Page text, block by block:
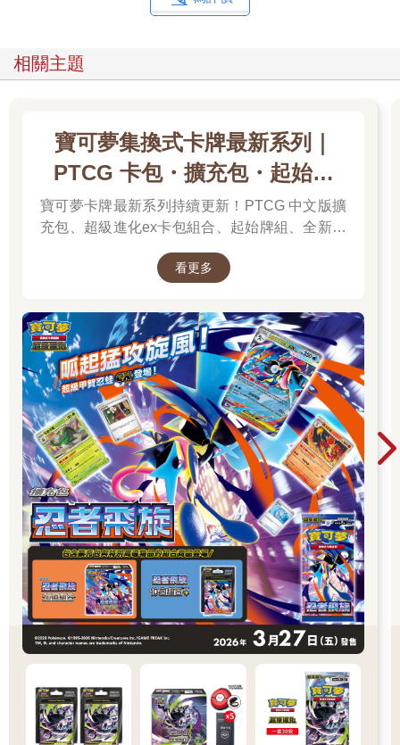
相關主題
寶可夢集換式卡牌最新系列｜
PTCG 卡包・擴充包・起始牌
組．最新卡牌＆組合一次看
寶可夢卡牌最新系列持續更新！PTCG 中文版擴
充包、超級進化ex卡包組合、起始牌組、全新周
看更多